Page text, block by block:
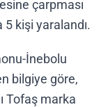
çarpması
kişi yaralandı.
İnebolu
bilgiye göre,
Tofaş marka